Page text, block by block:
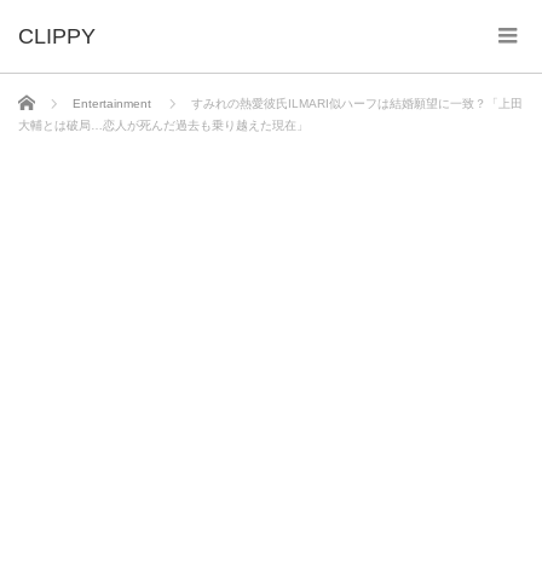
ホーム Entertainment
すみれの熱愛彼氏ILMARI似ハーフは結婚願望に一致？「上田
大輔とは破局…恋人が死んだ過去も乗り越えた現在」